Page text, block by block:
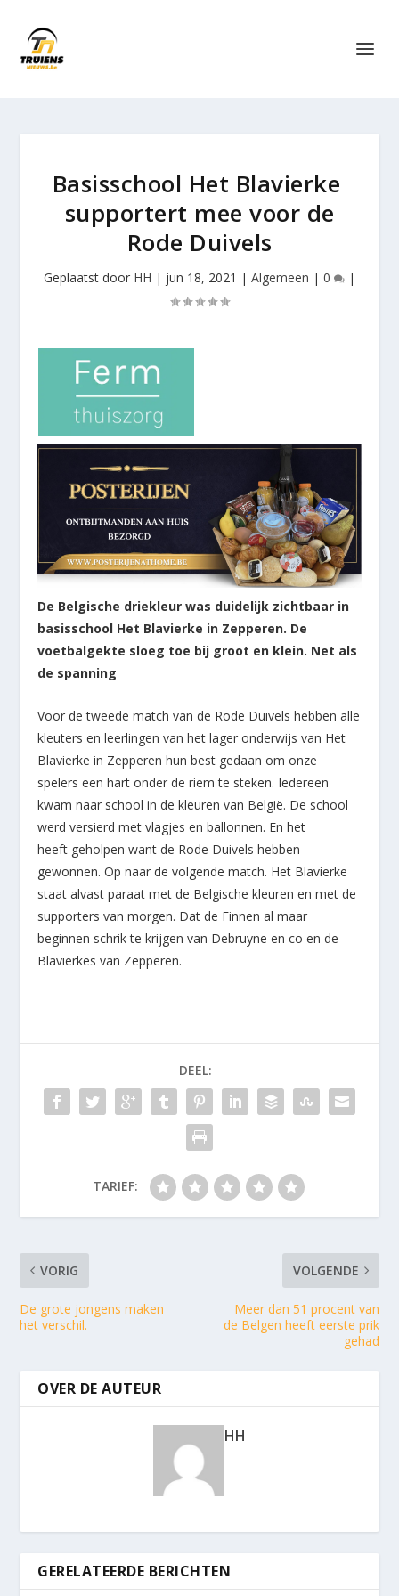
Basisschool Het Blavierke
supportert mee voor de
Rode Duivels
Geplaatst door HH | jun 18, 2021 | Algemeen | 0 |
De Belgische driekleur was duidelijk zichtbaar in
basisschool Het Blavierke in Zepperen. De
voetbalgekte sloeg toe bij groot en klein. Net als
de spanning
Voor de tweede match van de Rode Duivels hebben alle
kleuters en leerlingen van het lager onderwijs van Het
Blavierke in Zepperen hun best gedaan om onze
spelers een hart onder de riem te steken. Iedereen
kwam naar school in de kleuren van België. De school
werd versierd met vlagjes en ballonnen. En het
heeft geholpen want de Rode Duivels hebben
gewonnen. Op naar de volgende match. Het Blavierke
staat alvast paraat met de Belgische kleuren en met de
supporters van morgen. Dat de Finnen al maar
beginnen schrik te krijgen van Debruyne en co en de
Blavierkes van Zepperen.
DEEL:
TARIEF:
VORIG
De grote jongens maken
het verschil.
VOLGENDE
Meer dan 51 procent van
de Belgen heeft eerste prik
gehad
OVER DE AUTEUR
HH
GERELATEERDE BERICHTEN